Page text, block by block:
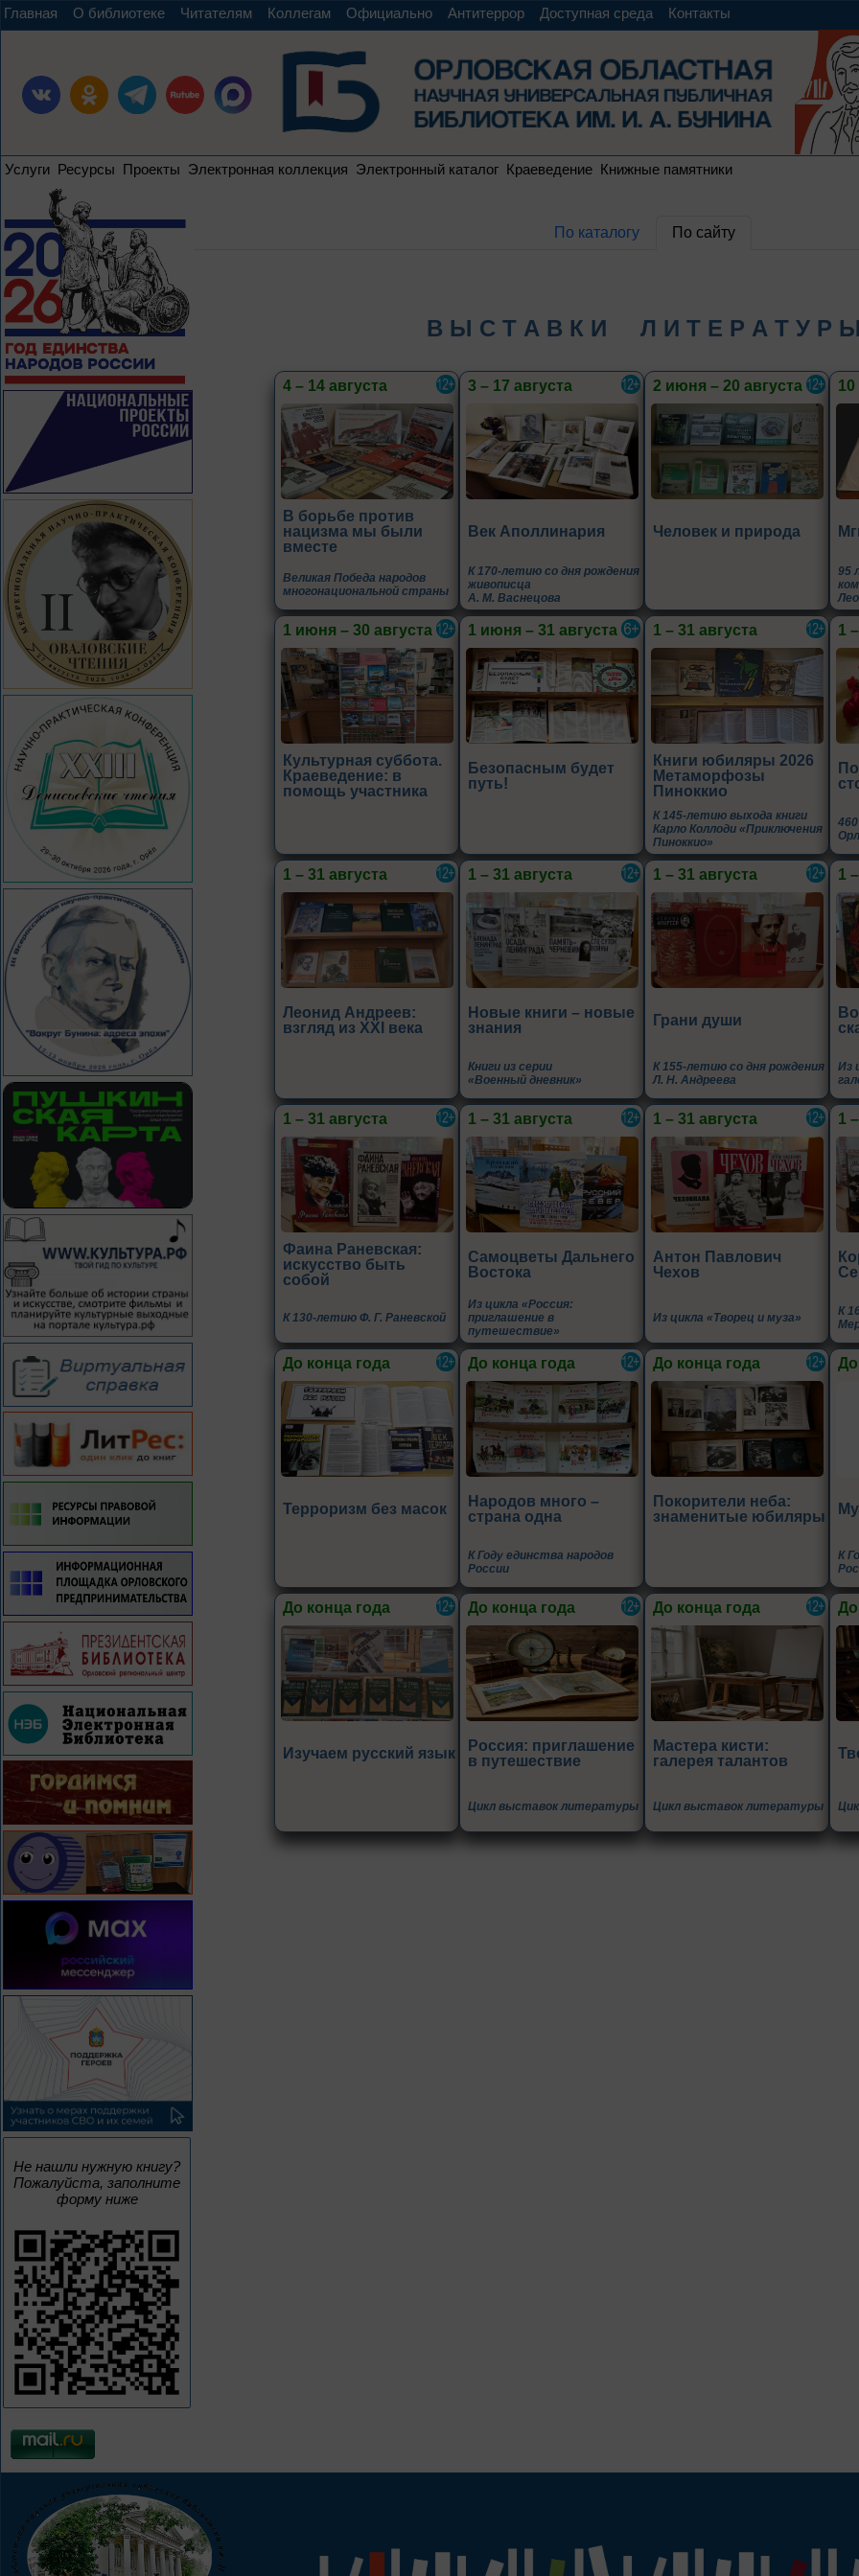
Главная О библиотеке Читателям Коллегам Официально Антитеррор Доступная среда Контакты
Услуги Ресурсы Проекты Электронная коллекция Электронный каталог Краеведение Книжные памятники
Не нашли нужную книгу?
Пожалуйста, заполните
форму ниже
По каталогу По сайту
В Ы С Т А В К И Л И Т Е Р А Т У Р Ы
4 – 14 августа
В борьбе против
нацизма мы были
вместе
Великая Победа народов
многонациональной страны
3 – 17 августа
Век Аполлинария
К 170-летию со дня рождения
живописца
А. М. Васнецова
2 июня – 20 августа
Человек и природа
10
95
1 июня – 30 августа
Культурная суббота.
Краеведение: в
помощь участника
1 июня – 31 августа
Безопасным будет
путь!
1 – 31 августа
Книги юбиляры 2026
Метаморфозы
Пиноккио
К 145-летию выхода книги
Карло Коллоди «Приключения
Пиноккио»
1
1 – 31 августа
Леонид Андреев:
взгляд из XXI века
1 – 31 августа
Новые книги – новые
знания
Книги из серии
«Военный дневник»
1 – 31 августа
Грани души
К 155-летию со дня рождения
Л. Н. Андреева
1
Из
1 – 31 августа
Фаина Раневская:
искусство быть
собой
К 130-летию Ф. Г. Раневской
1 – 31 августа
Самоцветы Дальнего
Востока
Из цикла «Россия:
приглашение в
путешествие»
1 – 31 августа
Антон Павлович
Чехов
Из цикла «Творец и муза»
1
К
До конца года
Терроризм без масок
До конца года
Народов много –
страна одна
К Году единства народов
России
До конца года
Покорители неба:
знаменитые юбиляры
До
К
До конца года
Изучаем русский язык
До конца года
Россия: приглашение
в путешествие
Цикл выставок литературы
До конца года
Мастера кисти:
галерея талантов
Цикл выставок литературы
До